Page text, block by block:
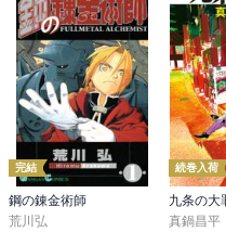
その杉元のアシㇼパさんに対
女を呼ぶときさん付けを欠か
に長けた先達として、そして
いるのに止まらず、彼女を「
怒りは、家族から結核患者が
されて、何と言うかとても「フ
敵なのか味方なのか、何のため
完結
鋼の錬金術師
荒川弘
続巻入荷
九条の大
真鍋昌平